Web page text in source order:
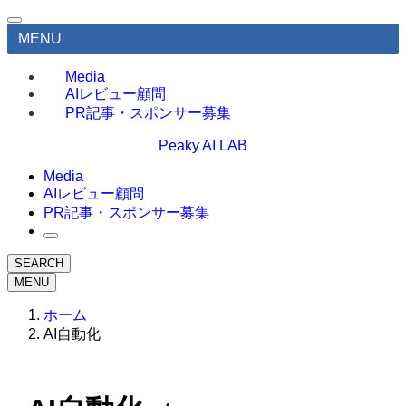
MENU
Media
AIレビュー顧問
PR記事・スポンサー募集
Peaky AI LAB
Media
AIレビュー顧問
PR記事・スポンサー募集
SEARCH
MENU
ホーム
AI自動化